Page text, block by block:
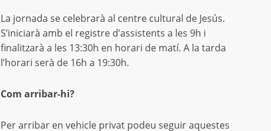
La jornada se celebrarà al centre cultural de Jesús.
S’iniciarà amb el registre d’assistents a les 9h i
finalitzarà a les 13:30h en horari de matí. A la tarda
l’horari serà de 16h a 19:30h.
Com arribar-hi?
Per arribar en vehicle privat podeu seguir aquestes